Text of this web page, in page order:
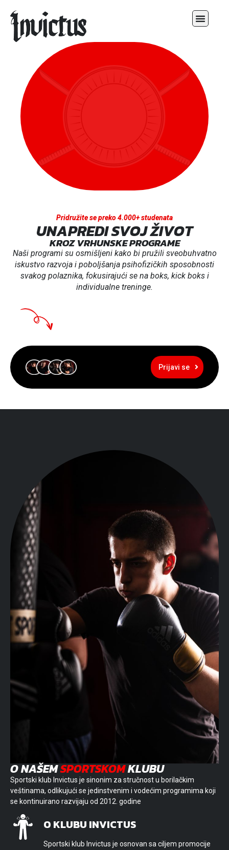
Pridružite se preko 4.000+ studenata
UNAPREDI SVOJ ŽIVOT
KROZ VRHUNSKE PROGRAME
Naši programi su osmišljeni kako bi pružili sveobuhvatno
iskustvo razvoja i poboljšanja psihofizičkih sposobnosti
svakog polaznika, fokusirajući se na boks, kick boks i
individualne treninge.
Prijavi se
O NAŠEMSPORTSKOMKLUBU
Sportski klub Invictus je sinonim za stručnost u borilačkim
veštinama, odlikujući se jedinstvenim i vodećim programima koji
se kontinuirano razvijaju od 2012. godine
O KLUBU INVICTUS
Sportski klub Invictus je osnovan sa ciljem promocije